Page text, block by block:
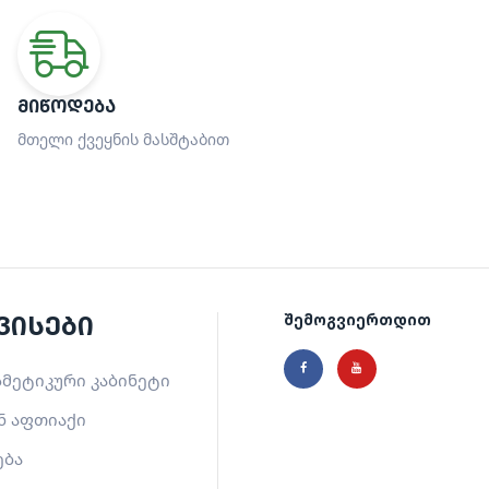
ᲛᲘᲬᲝᲓᲔᲑᲐ
მთელი ქვეყნის მასშტაბით
კაბინეტი
აფთიაქი
შემოგვიერთდით